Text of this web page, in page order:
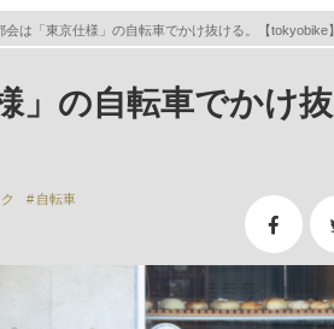
会は「東京仕様」の自転車でかけ抜ける。【tokyobike】
」の自転車でかけ抜
自転車